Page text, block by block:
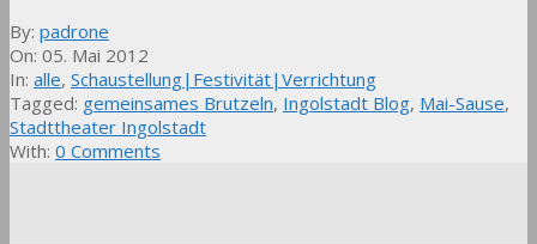
By: padrone
On: 05. Mai 2012
In: alle, Schaustellung|Festivität|Verrichtung
Tagged: gemeinsames Brutzeln, Ingolstadt Blog, Mai-Sause,
Stadttheater Ingolstadt
With: 0 Comments